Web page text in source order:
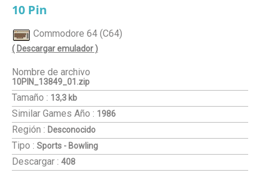
10 Pin
Commodore 64 (C64)
( Descargar emulador )
Nombre de archivo
10PIN_13849_01.zip
Tamaño : 13,3 kb
Similar Games Año : 1986
Región : Desconocido
Tipo : Sports - Bowling
Descargar : 408